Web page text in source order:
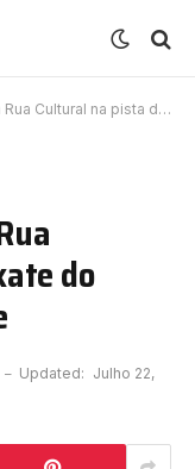
de skate do Caraguava em Peruíbe
do
Updated: Julho 22,